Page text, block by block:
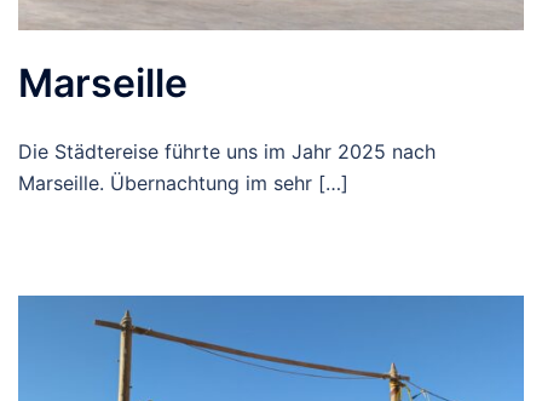
Marseille
Die Städtereise führte uns im Jahr 2025 nach
Marseille. Übernachtung im sehr […]